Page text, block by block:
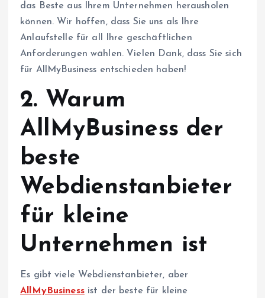
das Beste aus Ihrem Unternehmen herausholen
können. Wir hoffen, dass Sie uns als Ihre
Anlaufstelle für all Ihre geschäftlichen
Anforderungen wählen. Vielen Dank, dass Sie sich
für AllMyBusiness entschieden haben!
2. Warum
AllMyBusiness der
beste
Webdienstanbieter
für kleine
Unternehmen ist
Es gibt viele Webdienstanbieter, aber
AllMyBusinessist der beste für kleine